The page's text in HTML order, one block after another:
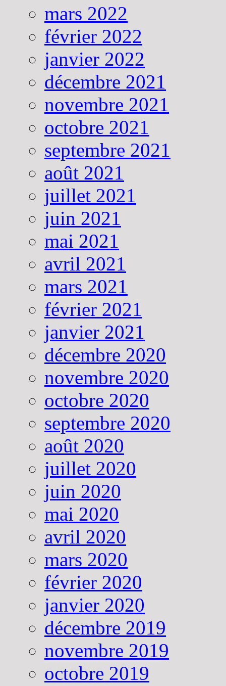
mars 2022
février 2022
janvier 2022
décembre 2021
novembre 2021
octobre 2021
septembre 2021
août 2021
juillet 2021
juin 2021
mai 2021
avril 2021
mars 2021
février 2021
janvier 2021
décembre 2020
novembre 2020
octobre 2020
septembre 2020
août 2020
juillet 2020
juin 2020
mai 2020
avril 2020
mars 2020
février 2020
janvier 2020
décembre 2019
novembre 2019
octobre 2019